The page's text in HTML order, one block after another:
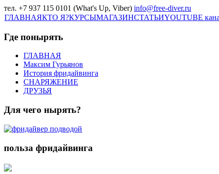
тел. +7 937 115 0101 (What's Up, Viber) info@free-diver.ru
ГЛАВНАЯКТО Я?КУРСЫМАГАЗИНСТАТЬИYOUTUBE
Где понырять
ГЛАВНАЯ
Максим Гурьянов
История фридайвинга
СНАРЯЖЕНИЕ
ДРУЗЬЯ
Для чего нырять?
польза фридайвинга